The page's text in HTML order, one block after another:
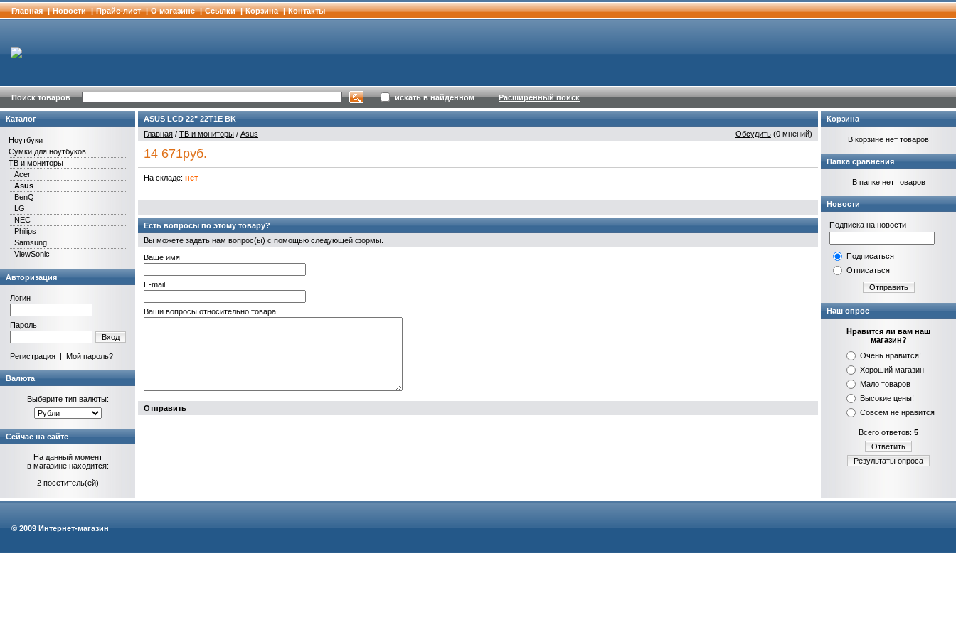
Главная | Новости | Прайс-лист | О магазине | Cсылки | Корзина | Контакты
Поиск товаров искать в найденном Расширенный поиск
Каталог
Ноутбуки
Сумки для ноутбуков
ТВ и мониторы
Acer
Asus
BenQ
LG
NEC
Philips
Samsung
ViewSonic
Авторизация
Логин
Пароль
Вход
Регистрация| Мой пароль?
Валюта
Выберите тип валюты:
Сейчас на сайте
На данный момент
в магазине находится:
2 посетитель(ей)
ASUS LCD 22" 22T1E BK
Обсудить (0 мнений)
Главная / ТВ и мониторы / Asus
14 671руб.
На складе: нет
Есть вопросы по этому товару?
Вы можете задать нам вопрос(ы) с помощью следующей формы.
Ваше имя
E-mail
Ваши вопросы относительно товара
Отправить
Корзина
В корзине нет товаров
Папка сравнения
В папке нет товаров
Новости
Подписка на новости
Подписаться
Отписаться
Отправить
Наш опрос
Нравится ли вам наш
магазин?
Очень нравится!
Хороший магазин
Мало товаров
Высокие цены!
Совсем не нравится
Всего ответов: 5
Ответить
Результаты опроса
© 2009 Интернет-магазин